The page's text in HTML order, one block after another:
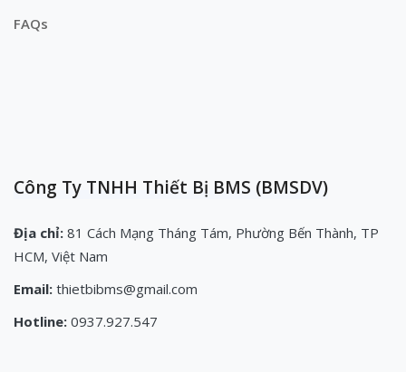
FAQs
Công Ty TNHH Thiết Bị BMS (BMSDV)
Địa chỉ: 81 Cách Mạng Tháng Tám, Phường Bến Thành, TP
HCM, Việt Nam
Email: thietbibms@gmail.com
Hotline: 0937.927.547